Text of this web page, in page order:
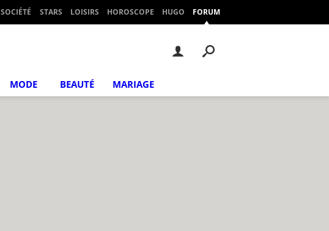
SOCIÉTÉ STARS LOISIRS HOROSCOPE HUGO FORUM
MODE BEAUTÉ MARIAGE